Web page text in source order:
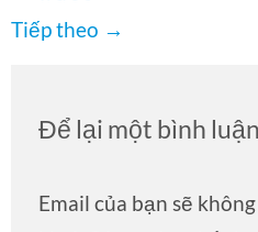
Tiếp theo →
Để lại một bình luận
Email của bạn sẽ